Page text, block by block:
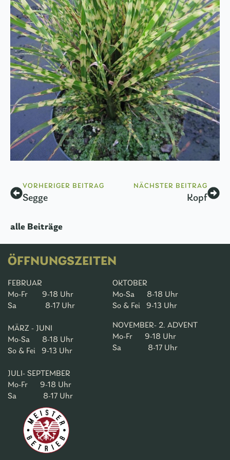
VORHERIGER BEITRAG
Segge
NÄCHSTER BEITRAG
Kopf
alle Beiträge
ÖFFNUNGSZEITEN
FEBRUAR
Mo-Fr 9-18 Uhr
Sa 8-17 Uhr
MÄRZ - JUNI
Mo-Sa 8-18 Uhr
So & Fei 9-13 Uhr
JULI- SEPTEMBER
Mo-Fr 9-18 Uhr
Sa 8-17 Uhr
OKTOBER
Mo-Sa 8-18 Uhr
So & Fei 9-13 Uhr
NOVEMBER- 2. ADVENT
Mo-Fr 9-18 Uhr
Sa 8-17 Uhr